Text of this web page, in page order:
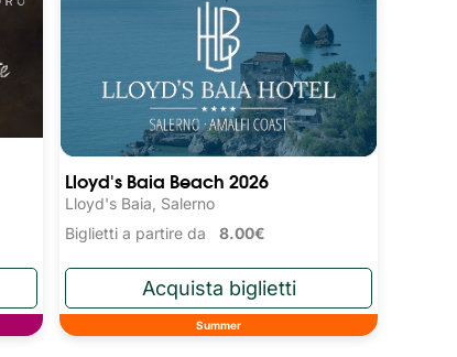
Lloyd's Baia Beach 2026
Lloyd's Baia, Salerno
Biglietti a partire da8.00€
Summer